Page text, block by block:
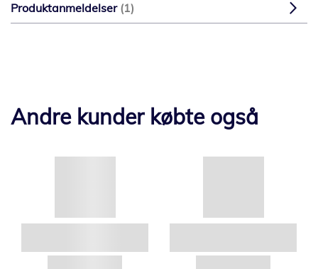
Produktanmeldelser 1
Andre kunder købte også